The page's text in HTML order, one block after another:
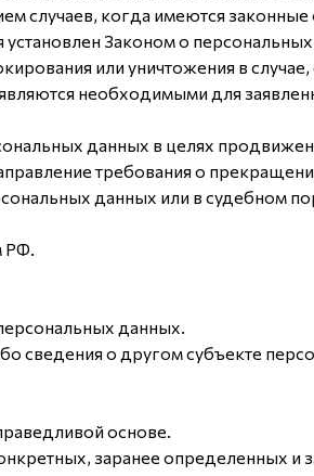
случаев, когда имеются законные
Законом о
или уничтожения в
необходимыми для
данных в целях
требования о
данных или в судебном
РФ.
данных.
сведения о другом субъекте
основе.
заранее определенных и